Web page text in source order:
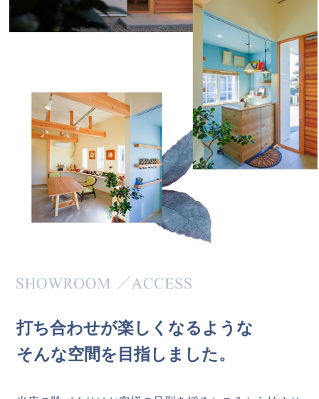
打ち合わせが楽し く なる よ う な
そんな空間を 目指し ま した。